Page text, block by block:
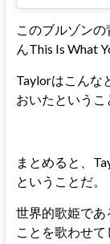
このブルゾン
んThis Is What
Taylorはこんな
おいたというこ
まとめると、
ということだ。
世界的歌姫であ
ことを歌わせて